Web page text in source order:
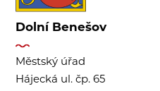
Dolní Benešov
Městský úřad
Hájecká ul. čp. 65